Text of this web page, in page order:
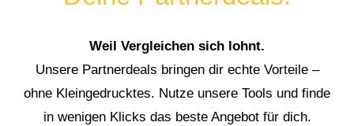
Weil Vergleichen sich lohnt.
Unsere Partnerdeals bringen dir echte Vorteile –
ohne Kleingedrucktes. Nutze unsere Tools und finde
in wenigen Klicks das beste Angebot für dich.